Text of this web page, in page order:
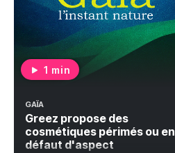
1 min
GAÏA
Greez propose des
cosmétiques périmés ou en
défaut d'aspect